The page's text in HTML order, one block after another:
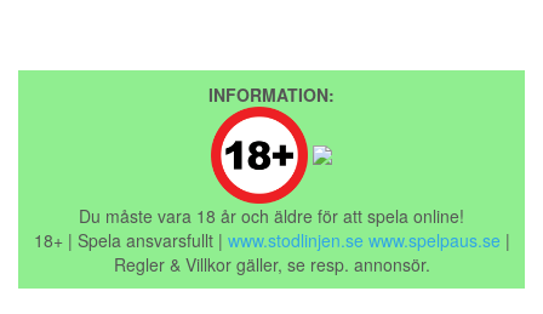
INFORMATION:
Du måste vara 18 år och äldre för att spela online!
18+ | Spela ansvarsfullt | www.stodlinjen.se www.spelpaus.se |
Regler & Villkor gäller, se resp. annonsör.